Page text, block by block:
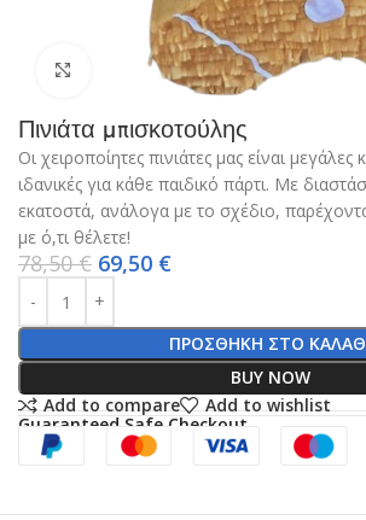
Click to enlarge
Πινιάτα μπισκοτούλης
Οι χειροποίητες πινιάτες μας είναι μεγάλες
ιδανικές για κάθε παιδικό πάρτι. Με
εκατοστά, ανάλογα με το σχέδιο,
με ό,τι θέλετε!
78,50€ 69,50 €
ΠΡΟΣΘΉΚΗ ΣΤΟ
BUY NOW
Add to compare
Add to wishlist
Guaranteed Safe Checkout